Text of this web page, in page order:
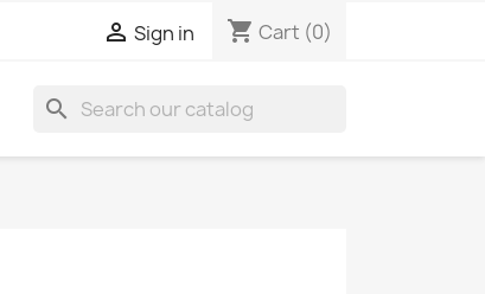
 Sign in shopping_cart Cart (0)
search